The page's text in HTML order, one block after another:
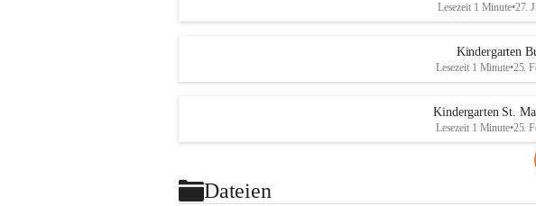
Lesezeit 1 Minute•27.
Kindergarten
Lesezeit 1 Minute•25.
Kindergarten St.
Lesezeit 1 Minute•25.
Dateien